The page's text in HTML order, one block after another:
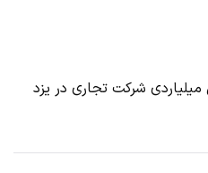
میلیاردی شرکت تجاری در یزد